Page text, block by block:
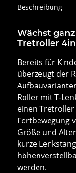
Beschreibung
Wächst
Tretroller
Bereits für
überzeugt der
Roller mit T-
einen
Fortbewegung
Größe und
kurze
werden.